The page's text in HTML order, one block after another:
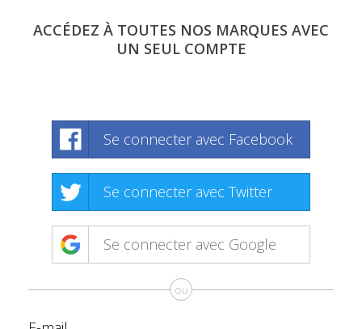
ACCÉDEZ À TOUTES NOS MARQUES AVEC
UN SEUL COMPTE
Se connecter avec Facebook
Se connecter avec Twitter
Se connecter avec Google
ou